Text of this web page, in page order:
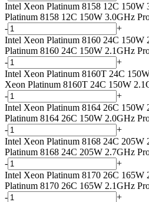
Intel Xeon Platinum 8158 12C 150W
Platinum 8158 12C 150W 3.0GHz
-
+
Intel Xeon Platinum 8160 24C 150W
Platinum 8160 24C 150W 2.1GHz
-
+
Intel Xeon Platinum 8160T 24C
Xeon Platinum 8160T 24C 150W
-
+
Intel Xeon Platinum 8164 26C 150W
Platinum 8164 26C 150W 2.0GHz
-
+
Intel Xeon Platinum 8168 24C 205W
Platinum 8168 24C 205W 2.7GHz
-
+
Intel Xeon Platinum 8170 26C 165W
Platinum 8170 26C 165W 2.1GHz
-
+